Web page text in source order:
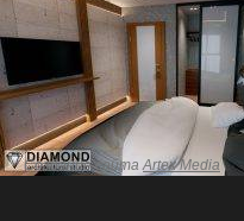
Создание сайтаArtex Media